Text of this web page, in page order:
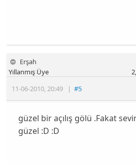
Erşah
11-06-2010 20:49 |#5
Yıllanmış Üye
güzel bir açılış gölü .Fakat
güzel :D :D